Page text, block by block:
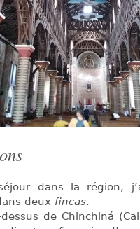
dans la région,
deux fincas.
de Chinchiná